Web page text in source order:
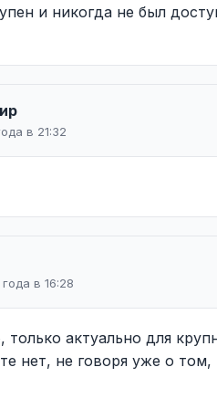
и никогда не был
в 21:32
в 16:28
актуально для
нет, не говоря уже о